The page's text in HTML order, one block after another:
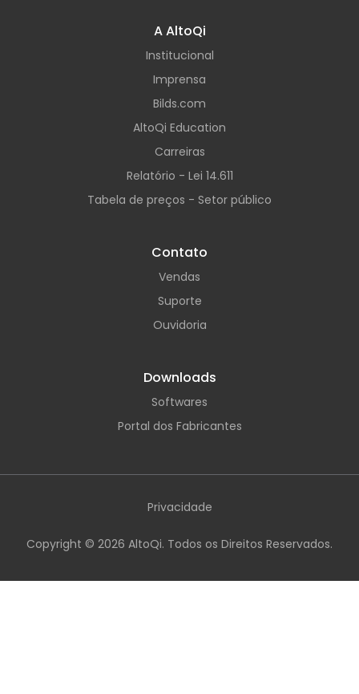
A AltoQi
Institucional
Imprensa
Bilds.com
AltoQi Education
Carreiras
Relatório - Lei 14.611
Tabela de preços - Setor público
Contato
Vendas
Suporte
Ouvidoria
Downloads
Softwares
Portal dos Fabricantes
Privacidade
Copyright © 2026 AltoQi. Todos os Direitos Reservados.